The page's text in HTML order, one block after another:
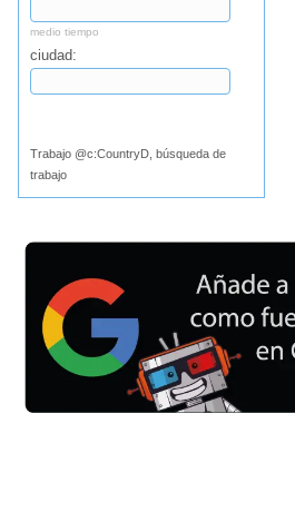
medio tiempo
ciudad:
Trabajo @c:CountryD, búsqueda de
trabajo